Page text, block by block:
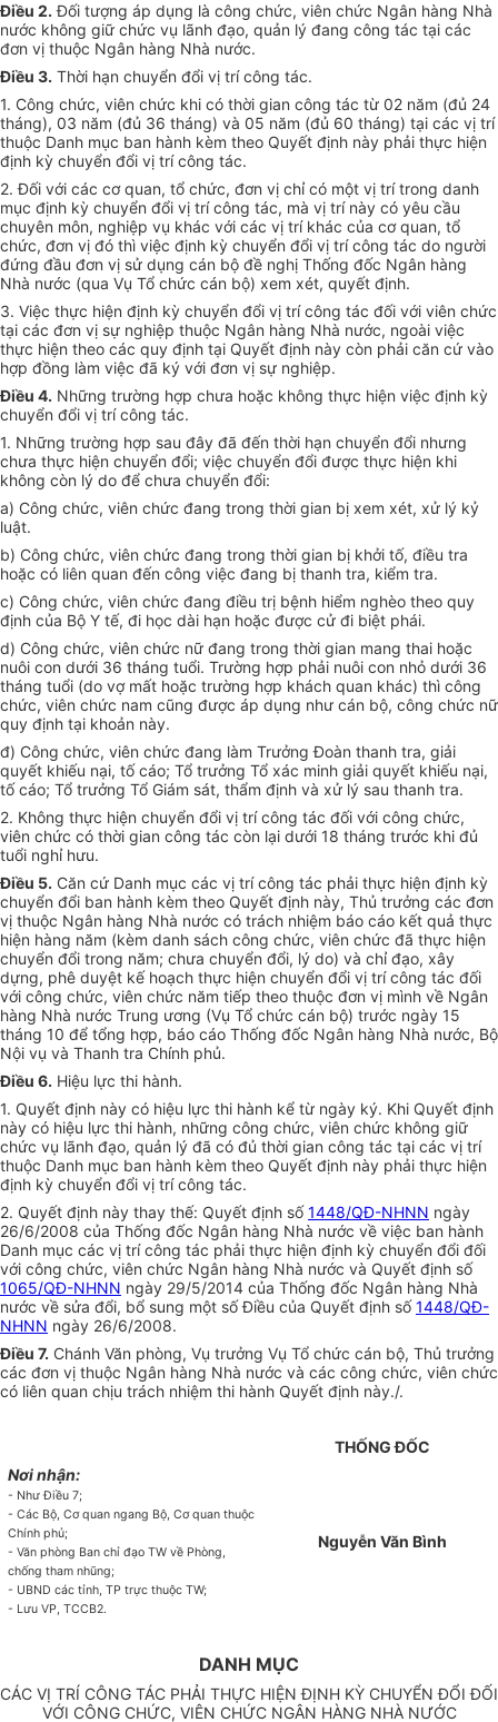
Điều 2. Đối tượng áp dụng là công chức, viên chức Ngân hàng Nhà
nước không giữ chức vụ lãnh đạo, quản lý đang công tác tại các
đơn vị thuộc Ngân hàng Nhà nước.
Điều 3. Thời hạn chuyển đổi vị trí công tác.
1. Công chức, viên chức khi có thời gian công tác từ 02 năm (đủ 24
tháng), 03 năm (đủ 36 tháng) và 05 năm (đủ 60 tháng) tại các vị trí
thuộc Danh mục ban hành kèm theo Quyết định này phải thực hiện
định kỳ chuyển đổi vị trí công tác.
2. Đối với các cơ quan, tổ chức, đơn vị chỉ có một vị trí trong danh
mục định kỳ chuyển đổi vị trí công tác, mà vị trí này có yêu cầu
chuyên môn, nghiệp vụ khác với các vị trí khác của cơ quan, tổ
chức, đơn vị đó thì việc định kỳ chuyển đổi vị trí công tác do người
đứng đầu đơn vị sử dụng cán bộ đề nghị Thống đốc Ngân hàng
Nhà nước (qua Vụ Tổ chức cán bộ) xem xét, quyết định.
3. Việc thực hiện định kỳ chuyển đổi vị trí công tác đối với viên chức
tại các đơn vị sự nghiệp thuộc Ngân hàng Nhà nước, ngoài việc
thực hiện theo các quy định tại Quyết định này còn phải căn cứ vào
hợp đồng làm việc đã ký với đơn vị sự nghiệp.
Điều 4. Những trường hợp chưa hoặc không thực hiện việc định kỳ
chuyển đổi vị trí công tác.
1. Những trường hợp sau đây đã đến thời hạn chuyển đổi nhưng
chưa thực hiện chuyển đổi; việc chuyển đổi được thực hiện khi
không còn lý do để chưa chuyển đổi:
a) Công chức, viên chức đang trong thời gian bị xem xét, xử lý kỷ
luật.
b) Công chức, viên chức đang trong thời gian bị khởi tố, điều tra
hoặc có liên quan đến công việc đang bị thanh tra, kiểm tra.
c) Công chức, viên chức đang điều trị bệnh hiểm nghèo theo quy
định của Bộ Y tế, đi học dài hạn hoặc được cử đi biệt phái.
d) Công chức, viên chức nữ đang trong thời gian mang thai hoặc
nuôi con dưới 36 tháng tuổi. Trường hợp phải nuôi con nhỏ dưới 36
tháng tuổi (do vợ mất hoặc trường hợp khách quan khác) thì công
chức, viên chức nam cũng được áp dụng như cán bộ, công chức nữ
quy định tại khoản này.
đ) Công chức, viên chức đang làm Trưởng Đoàn thanh tra, giải
quyết khiếu nại, tố cáo; Tổ trưởng Tổ xác minh giải quyết khiếu nại,
tố cáo; Tổ trưởng Tổ Giám sát, thẩm định và xử lý sau thanh tra.
2. Không thực hiện chuyển đổi vị trí công tác đối với công chức,
viên chức có thời gian công tác còn lại dưới 18 tháng trước khi đủ
tuổi nghỉ hưu.
Điều 5. Căn cứ Danh mục các vị trí công tác phải thực hiện định kỳ
chuyển đổi ban hành kèm theo Quyết định này, Thủ trưởng các đơn
vị thuộc Ngân hàng Nhà nước có trách nhiệm báo cáo kết quả thực
hiện hàng năm (kèm danh sách công chức, viên chức đã thực hiện
chuyển đổi trong năm; chưa chuyển đổi, lý do) và chỉ đạo, xây
dựng, phê duyệt kế hoạch thực hiện chuyển đổi vị trí công tác đối
với công chức, viên chức năm tiếp theo thuộc đơn vị mình về Ngân
hàng Nhà nước Trung ương (Vụ Tổ chức cán bộ) trước ngày 15
tháng 10 để tổng hợp, báo cáo Thống đốc Ngân hàng Nhà nước, Bộ
Nội vụ và Thanh tra Chính phủ.
Điều 6. Hiệu lực thi hành.
1. Quyết định này có hiệu lực thi hành kể từ ngày ký. Khi Quyết định
này có hiệu lực thi hành, những công chức, viên chức không giữ
chức vụ lãnh đạo, quản lý đã có đủ thời gian công tác tại các vị trí
thuộc Danh mục ban hành kèm theo Quyết định này phải thực hiện
định kỳ chuyển đổi vị trí công tác.
2. Quyết định này thay thế: Quyết định số1448/QĐ-NHNN ngày
26/6/2008 của Thống đốc Ngân hàng Nhà nước về việc ban hành
Danh mục các vị trí công tác phải thực hiện định kỳ chuyển đổi đối
với công chức, viên chức Ngân hàng Nhà nước và Quyết định số
1065/QĐ-NHNN ngày 29/5/2014 của Thống đốc Ngân hàng Nhà
nước về sửa đổi, bổ sung một số Điều của Quyết định số1448/QĐ-
NHNN ngày 26/6/2008.
Điều 7. Chánh Văn phòng, Vụ trưởng Vụ Tổ chức cán bộ, Thủ trưởng
các đơn vị thuộc Ngân hàng Nhà nước và các công chức, viên chức
có liên quan chịu trách nhiệm thi hành Quyết định này./.
Nơi nhận:
- Như Điều 7;
- Các Bộ, Cơ quan ngang Bộ, Cơ quan thuộc
Chính phủ;
- Văn phòng Ban chỉ đạo TW về Phòng,
chống tham nhũng;
- UBND các tỉnh, TP trực thuộc TW;
- Lưu VP, TCCB2.
THỐNG ĐỐC
Nguyễn Văn Bình
DANH MỤC
CÁC VỊ TRÍ CÔNG TÁC PHẢI THỰC HIỆN ĐỊNH KỲ CHUYỂN ĐỔI ĐỐI
VỚI CÔNG CHỨC, VIÊN CHỨC NGÂN HÀNG NHÀ NƯỚC